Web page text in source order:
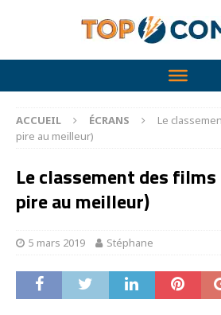
ACCUEIL ÉCRANS
Le
pire au meilleur)
Le classement des
pire au meilleur)
5 mars 2019 Stéphane